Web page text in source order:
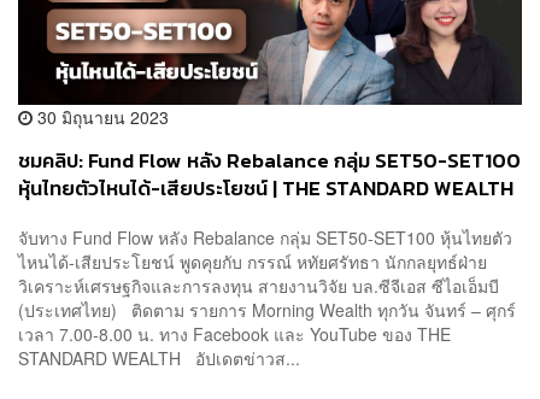
30 มิถุนายน 2023
ชมคลิป: Fund Flow หลัง Rebalance กลุ่ม SET50-SET100
หุ้นไทยตัวไหนได้-เสียประโยชน์ | THE STANDARD WEALTH
จับทาง Fund Flow หลัง Rebalance กลุ่ม SET50-SET100 หุ้นไทยตัว
ไหนได้-เสียประโยชน์ พูดคุยกับ กรรณ์ หทัยศรัทธา นักกลยุทธ์ฝ่าย
วิเคราะห์เศรษฐกิจและการลงทุน สายงานวิจัย บล.ซีจีเอส ซีไอเอ็มบี
(ประเทศไทย) ติดตาม รายการ Morning Wealth ทุกวัน จันทร์ – ศุกร์
เวลา 7.00-8.00 น. ทาง Facebook และ YouTube ของ THE
STANDARD WEALTH อัปเดตข่าวส...